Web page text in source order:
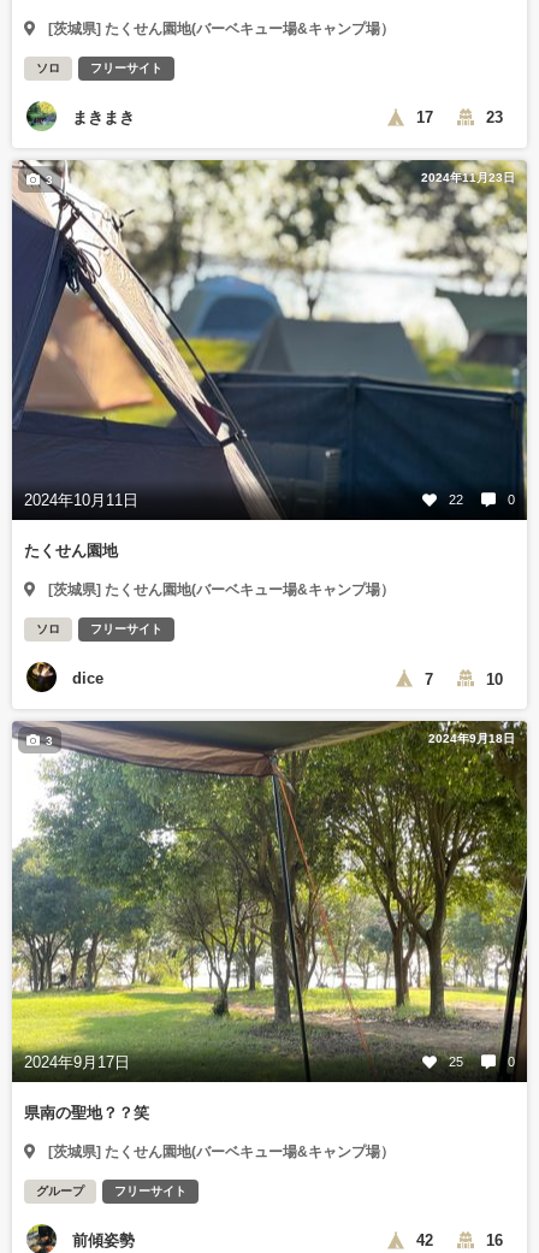
[茨城県] たくせん園地(バーベキュー場&キャンプ場）
ソロ フリーサイト
まきまき 17 23
2024年11月23日
2024年10月11日 22 0
3
たくせん園地
[茨城県] たくせん園地(バーベキュー場&キャンプ場）
ソロ フリーサイト
dice 7 10
2024年9月18日
2024年9月17日 25 0
3
県南の聖地？？笑
[茨城県] たくせん園地(バーベキュー場&キャンプ場）
グループ フリーサイト
前傾姿勢 42 16